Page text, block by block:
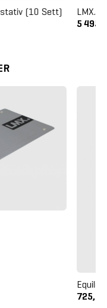
(10 Sett)
LMX.
5